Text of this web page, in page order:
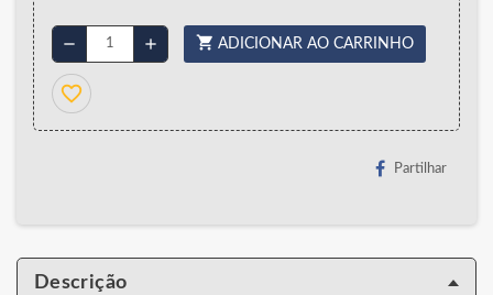
remove add shopping_cart ADICIONAR AO CARRINHO
favorite_border
Partilhar
Descrição